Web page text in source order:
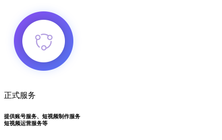
正式服务
提供账号服务、短视频制作服务
短视频运营服务等